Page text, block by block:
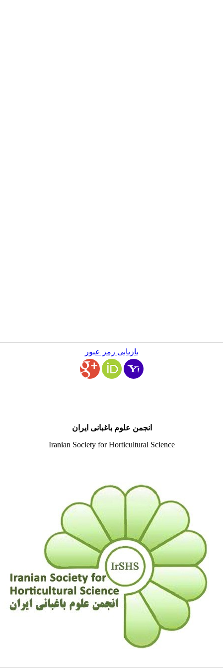
بازیابی رمز عبور
انجمن علوم باغبانی ایران
Iranian Society for Horticultural Science